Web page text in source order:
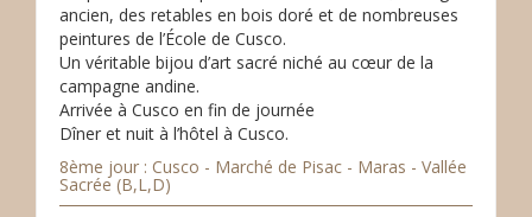
ancien, des retables en bois doré et de nombreuses
peintures de l’École de Cusco.
Un véritable bijou d’art sacré niché au cœur de la
campagne andine.
Arrivée à Cusco en fin de journée
Dîner et nuit à l’hôtel à Cusco.
8ème jour : Cusco - Marché de Pisac - Maras - Vallée
Sacrée (B,L,D)